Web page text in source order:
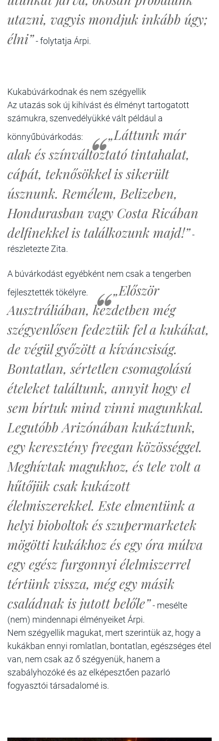
utazni, vagyis mondjuk inkább úgy;
élni”- folytatja Árpi.
Kukabúvárkodnak és nem szégyellik
Az utazás sok új kihívást és élményt tartogatott
számukra, szenvedélyükké vált például a
könnyűbúvárkodás:
„Láttunk már
alak és színváltoztató tintahalat,
cápát, teknősökkel is sikerült
úsznunk. Remélem, Belizeben,
Hondurasban vagy Costa Ricában
delfinekkel is találkozunk majd!”-
részletezte Zita.
A búvárkodást egyébként nem csak a tengerben
fejlesztették tökélyre.
„Először
Ausztráliában, kezdetben még
szégyenlősen fedeztük fel a kukákat,
de végül győzött a kíváncsiság.
Bontatlan, sértetlen csomagolású
ételeket találtunk, annyit hogy el
sem bírtuk mind vinni magunkkal.
Legutóbb Arizónában kukáztunk,
egy keresztény freegan közösséggel.
Meghívtak magukhoz, és tele volt a
hűtőjük csak kukázott
élelmiszerekkel. Este elmentünk a
helyi bioboltok és szupermarketek
mögötti kukákhoz és egy óra múlva
egy egész furgonnyi élelmiszerrel
tértünk vissza, még egy másik
családnak is jutott belőle”- mesélte
(nem) mindennapi élményeiket Árpi.
Nem szégyellik magukat, mert szerintük az, hogy a
kukákban ennyi romlatlan, bontatlan, egészséges étel
van, nem csak az ő szégyenük, hanem a
szabályhozóké és az elképesztően pazarló
fogyasztói társadalomé is.